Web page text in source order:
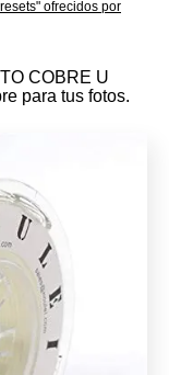
COBRE U
para tus fotos.